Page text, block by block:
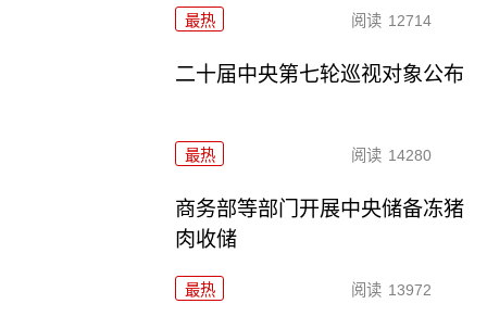
最热 阅读 12714
二十届中央第七轮巡视对象公布
最热 阅读 14280
商务部等部门开展中央储备冻猪
肉收储
最热 阅读 13972